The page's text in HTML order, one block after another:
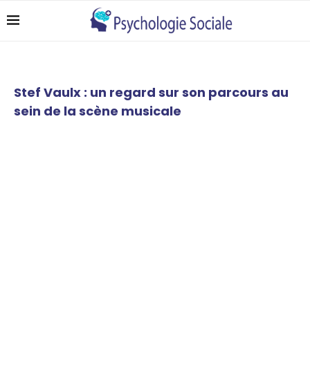
Stef Vaulx : un regard sur son parcours au
sein de la scène musicale